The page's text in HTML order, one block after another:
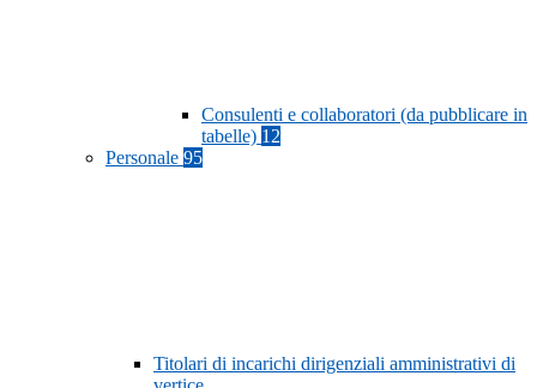
Consulenti e collaboratori (da pubblicare in
tabelle) 12
Personale 95
Titolari di incarichi dirigenziali amministrativi di